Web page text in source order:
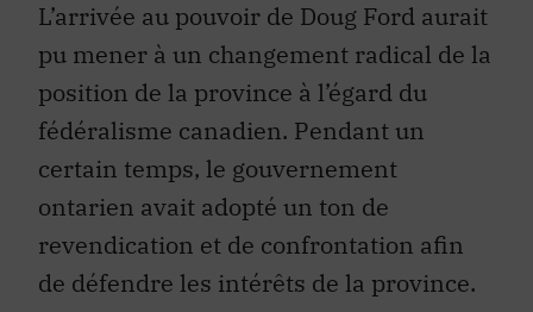
L’arrivée au pouvoir de Doug Ford aurait
pu mener à un changement radical de la
position de la province à l’égard du
fédéralisme canadien. Pendant un
certain temps, le gouvernement
ontarien avait adopté un ton de
revendication et de confrontation afin
de défendre les intérêts de la province.